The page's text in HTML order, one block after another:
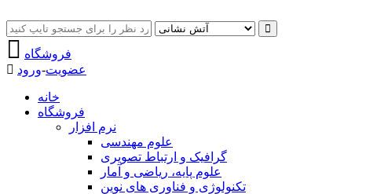
فروشگاه
عضویت-ورود
خانه
فروشگاه
نرم افزار
علوم مهندسی
گرافیک و ارتباط تصویری
علوم پایه، ریاضی و آمار
تکنولوژی و فناوری های نوین